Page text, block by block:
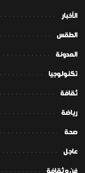
الأخبار
الطقس
المدونة
تكنولوجيا
ثقافة
رياضة
صحة
عاجل
فن و ثقافة